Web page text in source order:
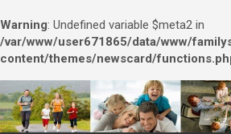
Warning: Undefined variable $meta2 in
/var/www/user671865/data/www/
content/themes/newscard/
Перейти
к
содержимому